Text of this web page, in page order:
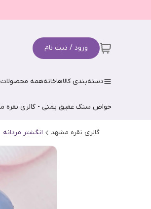
ورود / ثبت نام
دسته‌بندی کالاهاخانههمه محصولات
خواص سنگ عقیق یمنی - گالری نقره
گالری نقره مشهد انگشتر مردانه